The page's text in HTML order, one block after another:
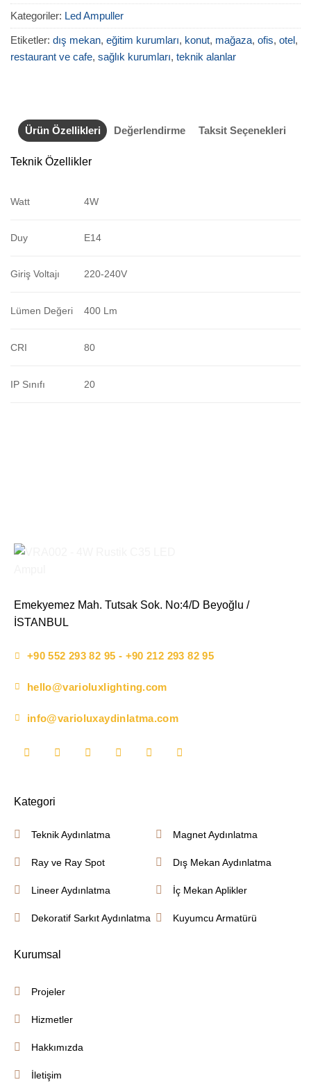
Kategoriler: Led Ampuller
Etiketler: dış mekan, eğitim kurumları, konut, mağaza, ofis, otel,
restaurant ve cafe, sağlık kurumları, teknik alanlar
Ürün Özellikleri Değerlendirme Taksit Seçenekleri
Teknik Özellikler
Watt 4W
Duy E14
Giriş Voltajı 220-240V
Lümen Değeri 400 Lm
CRI 80
IP Sınıfı 20
Emekyemez Mah. Tutsak Sok. No:4/D Beyoğlu /
İSTANBUL
+90 552 293 82 95 - +90 212 293 82 95
hello@varioluxlighting.com
info@varioluxaydinlatma.com
Kategori
Teknik Aydınlatma
Ray ve Ray Spot
Lineer Aydınlatma
Dekoratif Sarkıt Aydınlatma
Magnet Aydınlatma
Dış Mekan Aydınlatma
İç Mekan Aplikler
Kuyumcu Armatürü
Kurumsal
Projeler
Hizmetler
Hakkımızda
İletişim